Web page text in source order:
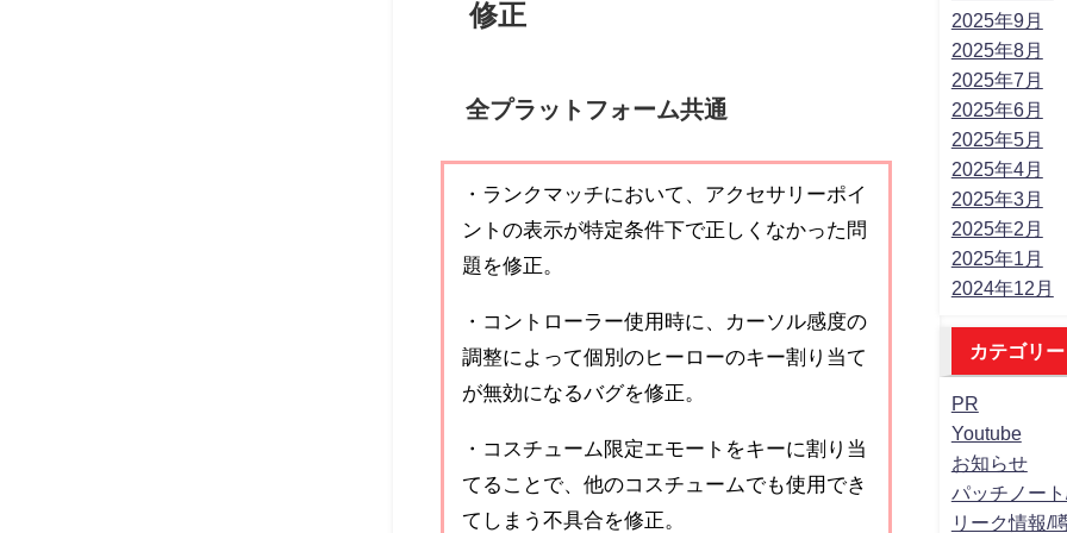
修正
全プラットフォーム共通
・ランクマッチにおいて、アクセサリーポイ
ントの表示が特定条件下で正しくなかった問
題を修正。
・コントローラー使用時に、カーソル感度の
調整によって個別のヒーローのキー割り当て
が無効になるバグを修正。
・コスチューム限定エモートをキーに割り当
てることで、他のコスチュームでも使用でき
てしまう不具合を修正。
2025年9月
2025年8月
2025年7月
2025年6月
2025年5月
2025年4月
2025年3月
2025年2月
2025年1月
2024年12月
カテゴリー
PR
Youtube
お知らせ
パッチノー
リーク情報/